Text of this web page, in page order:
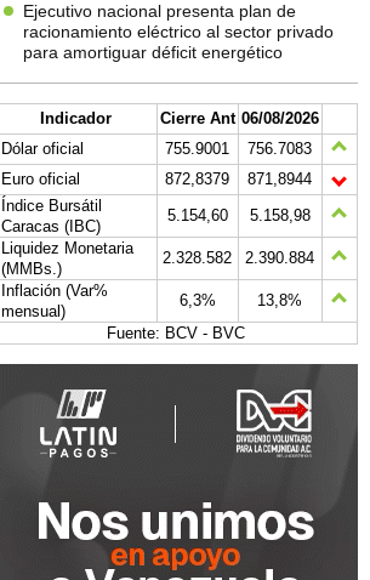
Ejecutivo nacional presenta plan de
racionamiento eléctrico al sector privado
para amortiguar déficit energético
Indicador Cierre Ant 06/08/2026
Dólar oficial
755.9001
756.7083
Euro oficial
872,8379
871,8944
Índice Bursátil
Caracas (IBC)
5.154,60
5.158,98
Liquidez Monetaria
(MMBs.)
2.328.582
2.390.884
Inflación (Var%
mensual)
6,3%
13,8%
Fuente: BCV - BVC